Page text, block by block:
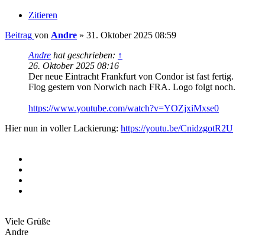
Zitieren
Beitrag von Andre » 31. Oktober 2025 08:59
Andre hat geschrieben: ↑
26. Oktober 2025 08:16
Der neue Eintracht Frankfurt von Condor ist fast fertig.
Flog gestern von Norwich nach FRA. Logo folgt noch.
https://www.youtube.com/watch?v=YOZjxiMxse0
Hier nun in voller Lackierung: https://youtu.be/CnidzgotR2U
Viele Grüße
Andre